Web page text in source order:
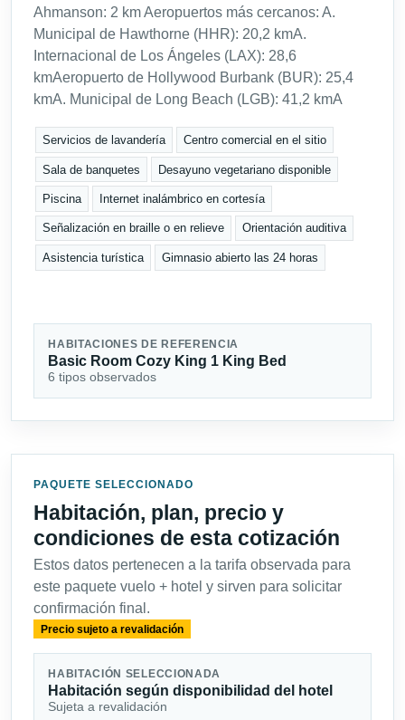
Ahmanson: 2 km Aeropuertos más cercanos: A.
Municipal de Hawthorne (HHR): 20,2 kmA.
Internacional de Los Ángeles (LAX): 28,6
kmAeropuerto de Hollywood Burbank (BUR): 25,4
kmA. Municipal de Long Beach (LGB): 41,2 kmA
Servicios de lavandería Centro comercial en el sitio
Sala de banquetes Desayuno vegetariano disponible
Piscina Internet inalámbrico en cortesía
Señalización en braille o en relieve Orientación auditiva
Asistencia turística Gimnasio abierto las 24 horas
HABITACIONES DE REFERENCIA
Basic Room Cozy King 1 King Bed
6 tipos observados
PAQUETE SELECCIONADO
Habitación, plan, precio y
condiciones de esta cotización
Estos datos pertenecen a la tarifa observada para
este paquete vuelo + hotel y sirven para solicitar
confirmación final.
Precio sujeto a revalidación
HABITACIÓN SELECCIONADA
Habitación según disponibilidad del hotel
Sujeta a revalidación